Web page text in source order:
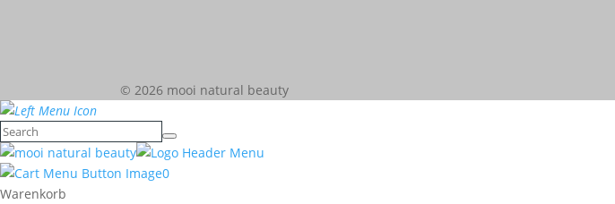
© 2026 mooi natural beauty
0
Warenkorb